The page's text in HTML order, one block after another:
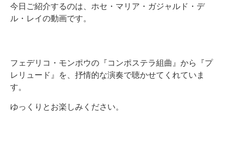
今日ご紹介するのは、ホセ・マリア・ガジャルド・デ
ル・レイの動画です。
フェデリコ・モンポウの『コンポステラ組曲』から『プ
レリュード』を、抒情的な演奏で聴かせてくれていま
す。
ゆっくりとお楽しみください。